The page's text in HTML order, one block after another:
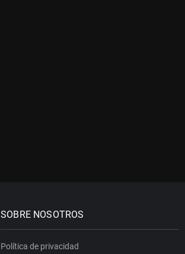
SOBRE NOSOTROS
Política de privacidad